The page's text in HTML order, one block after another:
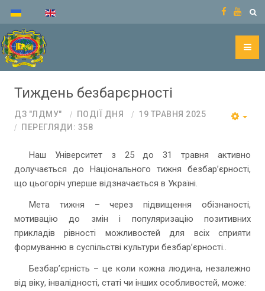
Тиждень безбарєрності
ДЗ "ЛДМУ" ПОДІЇ ДНЯ
19 ТРАВНЯ 2025
ПЕРЕГЛЯДИ: 358
Наш Університет з 25 до 31 травня активно
долучається до Національного тижня безбар’єрності,
що цьогоріч уперше відзначається в Україні.
Мета тижня – через підвищення обізнаності,
мотивацію до змін і популяризацію позитивних
прикладів рівності можливостей для всіх сприяти
формуванню в суспільстві культури безбар’єрності..
Безбар’єрність – це коли кожна людина, незалежно
від віку, інвалідності, статі чи інших особливостей, може: